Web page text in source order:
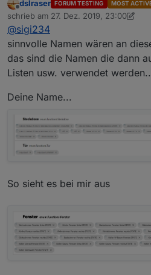
@sigi234
steht Steckdosen
Offline
dslraser FORUM TESTING MOST
schrieb am 27. Dez. 2019, 23:00
zuletzt editiert von dslraser
@sigi234
sinnvolle Namen wären an
das sind die Namen die dann
Listen usw. verwendet
Deine Name...
So sieht es bei mir aus